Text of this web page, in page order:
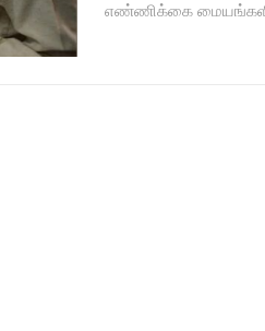
எண்ணிக்கை மையங்களில்